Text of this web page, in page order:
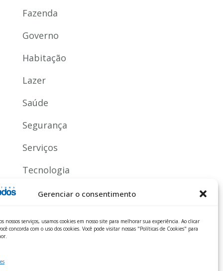
Gerenciar o consentimento
nossos serviços, usamos cookies em nosso site para melhorar sua experiência. Ao clicar
concorda com o uso dos cookies. Você pode visitar nossas "Políticas de Cookies" para
Fazenda
Governo
Habitação
Lazer
Saúde
Segurança
Serviços
Tecnologia